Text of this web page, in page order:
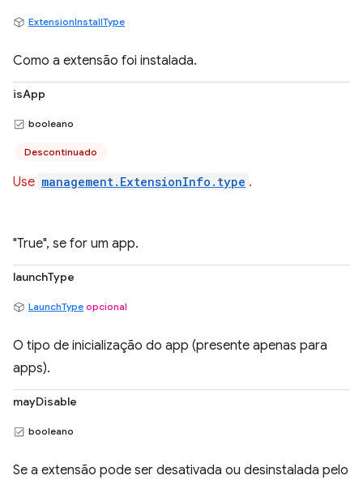
ExtensionInstallType
Como a extensão foi instalada.
isApp
booleano
Descontinuado
Use management.ExtensionInfo.type .
"True", se for um app.
launchType
LaunchType opcional
O tipo de inicialização do app (presente apenas para
apps).
mayDisable
booleano
Se a extensão pode ser desativada ou desinstalada pelo